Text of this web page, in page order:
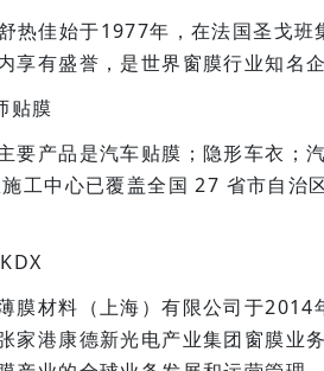
佳始于1977年，在法国圣戈班
享有盛誉，是世界窗膜行业知名企
贴膜
要产品是汽车贴膜；隐形车衣；
工中心已覆盖全国 27 省市自治
膜材料（上海）有限公司于
家港康德新光电产业集团窗膜业